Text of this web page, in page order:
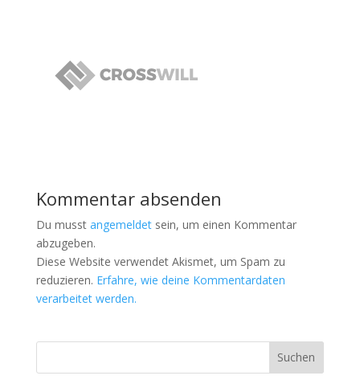
Kommentar absenden
Du musst angemeldetsein, um einen Kommentar
abzugeben.
Diese Website verwendet Akismet, um Spam zu
reduzieren. Erfahre, wie deine Kommentardaten
verarbeitet werden.